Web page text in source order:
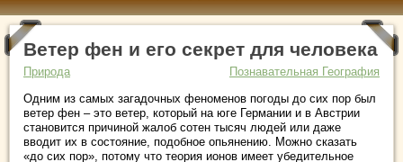
Ветер фен и его секрет для человека
Природа
Познавательная География
Одним из самых загадочных феноменов погоды до сих пор был
ветер фен – это ветер, который на юге Германии и в Авст­рии
становится причиной жалоб сотен тысяч людей или даже
вводит их в состояние, подобное опьянению. Можно сказать
«до сих пор», потому что теория ионов имеет убедительное